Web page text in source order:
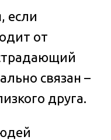
если
от
связан –
друга.